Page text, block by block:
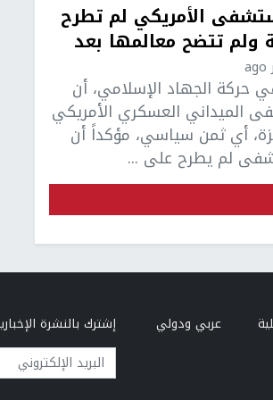
الأمريكي لم تطرح
ولم تتضح معالمها بعد
الجهاد الإسلامي، أن
الميداني العسكري الأمريكي
أي ثمن سياسي، مؤكداً أن
لم يطرح على ...
عربي ودولي
إشترك بالنشرة
البريد الإلكتروني